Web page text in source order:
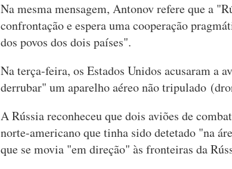
Na mesma mensagem, Antonov refere que a
confrontação e espera uma cooperação
dos povos dos dois países".
Na terça-feira, os Estados Unidos acusaram a
derrubar" um aparelho aéreo não tripulado
A Rússia reconheceu que dois aviões de
norte-americano que tinha sido detetado "na
que se movia "em direção" às fronteiras da